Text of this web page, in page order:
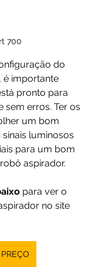
700
do
, é importante
pronto para
sem erros. Ter os
um bom
luminosos
para um bom
aspirador.
para ver o
no site